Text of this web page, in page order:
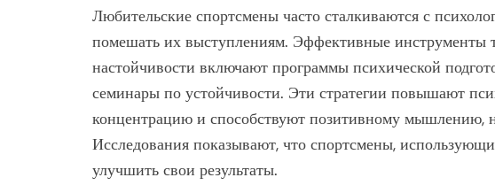
Любительские спортсмены часто сталкиваются с
помешать их выступлениям. Эффективные инструменты
настойчивости включают программы психической
семинары по устойчивости. Эти стратегии повышают
концентрацию и способствуют позитивному мышлению,
Исследования показывают, что спортсмены,
улучшить свои результаты.